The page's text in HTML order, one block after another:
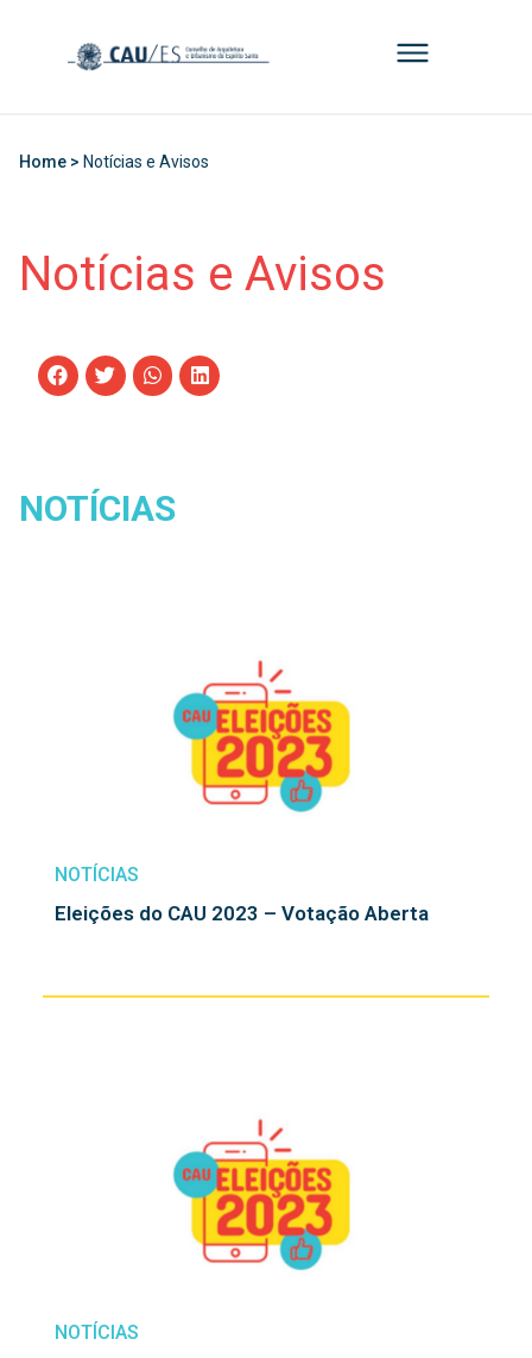
Home > Notícias e Avisos
Notícias e Avisos
NOTÍCIAS
NOTÍCIAS
Eleições do CAU 2023 – Votação Aberta
NOTÍCIAS